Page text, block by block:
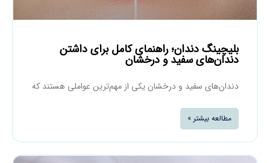
بلیچینگ دندان؛ راهنمای کامل برای داشتن
دندان‌های سفید و درخشان
دندان‌های سفید و درخشان یکی از مهم‌ترین عواملی هستند که
مطالعه بیشتر »